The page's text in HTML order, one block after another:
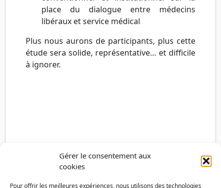
Gérer le consentement aux
cookies
Pour offrir les meilleures expériences, nous utilisons des technologies
place du dialogue entre médecins
libéraux et service médical
Plus nous aurons de participants, plus cette
étude sera solide, représentative… et difficile
à ignorer.